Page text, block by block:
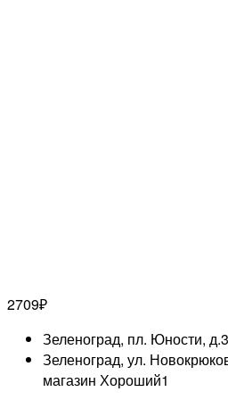
2709₽
Зеленоград, пл. Юности,
Зеленоград, ул.
магазин Хороший1